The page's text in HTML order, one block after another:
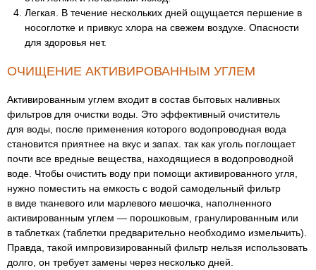
Легкая. В течение нескольких дней ощущается першение в
носоглотке и привкус хлора на свежем воздухе. Опасности
для здоровья нет.
ОЧИЩЕНИЕ АКТИВИРОВАННЫМ УГЛЕМ
Активированным углем входит в состав бытовых наливных
фильтров для очистки воды. Это эффективный очиститель
для воды, после применения которого водопроводная вода
становится приятнее на вкус и запах. так как уголь поглощает
почти все вредные вещества, находящиеся в водопроводной
воде. Чтобы очистить воду при помощи активированного угля,
нужно поместить на емкость с водой самодельный фильтр
в виде тканевого или марлевого мешочка, наполненного
активированным углем — порошковым, гранулированным или
в таблетках (таблетки предварительно необходимо измельчить).
Правда, такой импровизированный фильтр нельзя использовать
долго, он требует замены через несколько дней.